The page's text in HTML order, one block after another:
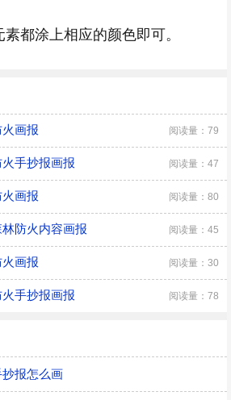
都涂上相应的颜色即可。
画报 阅读量：79
手抄报画报 阅读量：47
画报 阅读量：80
防火内容画报 阅读量：45
画报 阅读量：30
手抄报画报 阅读量：78
报怎么画